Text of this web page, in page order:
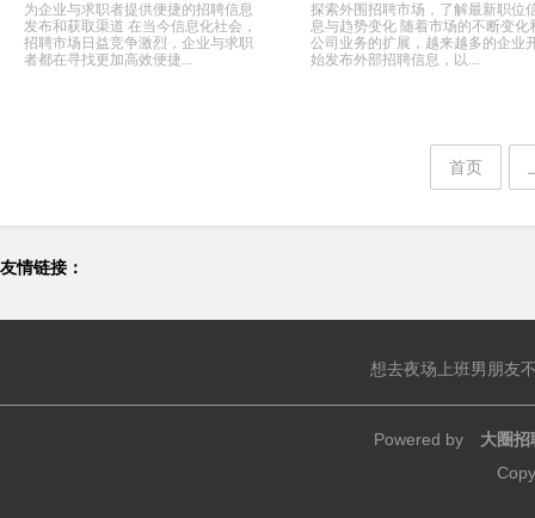
为企业与求职者提供便捷的招聘信息
发布和获取渠道 在当今信息化社会，
招聘市场日益竞争激烈，企业与求职
者都在寻找更加高效便捷...
探索外围招聘市场，了解最新职位
息与趋势变化 随着市场的不断变化
公司业务的扩展，越来越多的企业
始发布外部招聘信息，以...
首页
友情链接：
想去夜场上班男朋友
Powered by
大圈招